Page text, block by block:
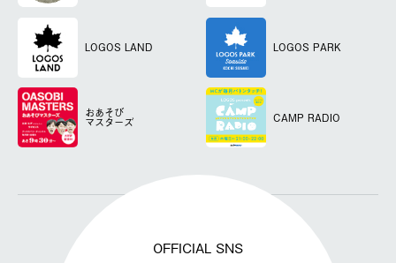
LOGOS LAND LOGOS PARK
おあそび
マスターズ CAMP RADIO
OFFICIAL SNS